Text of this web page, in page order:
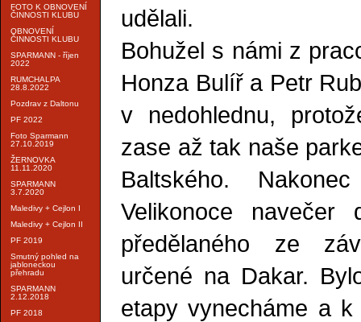
FOTO K OBNOVENÍ
ČINNOSTI KLUBU
OBNOVENÍ
ČINNOSTI KLUBU
SPARMANN - říjen
2022
RUMCHALPA
28.8.2022
Pozdrav z Daltonu
PF 2022
Foto Sparmann
27.10.2019
ŽERNOVKA
11.11.2020
SPARMANN
3.7.2020
Maledivy + Cejlon I
Maledivy + Cejlon II
PF 2019
Smutný pohled na
jabloneckou
přehradu
SPARMANN
2.12.2018
PF 2018
udělali.
Bohužel s námi z
Honza Bulíř a Petr
v nedohlednu,
zase až tak naše
Baltského.
Velikonoce navečer
předělaného ze
určené na Dakar.
etapy vynecháme a